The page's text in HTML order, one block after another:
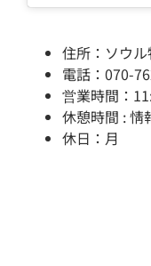
住所：ソウ
電話：070-
営業時間：
休憩時間 : 情
休日：月